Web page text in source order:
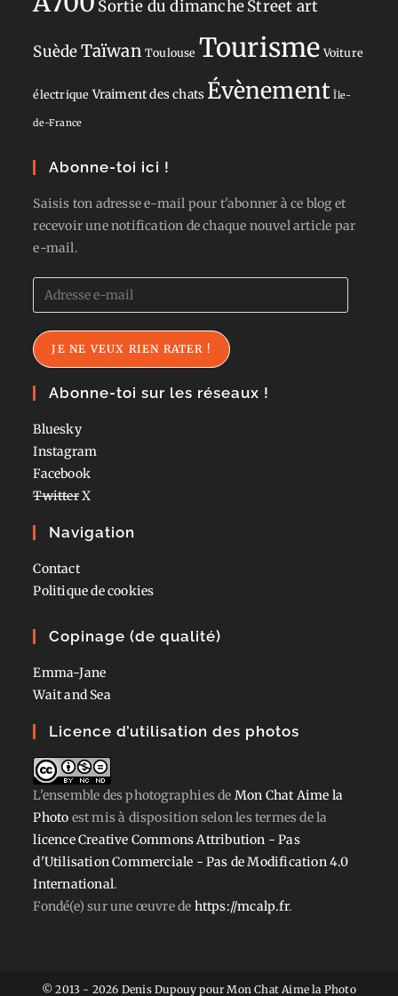
Sortie du dimancheStreet art
SuèdeTaïwan Toulouse Tourisme Voiture
électrique Vraiment des chats Évènement Île-
de-France
Abonne-toi ici !
Saisis ton adresse e-mail pour t'abonner à ce blog et
recevoir une notification de chaque nouvel article par
e-mail.
Adresse
e-
mail
JE NE VEUX RIEN RATER !
Abonne-toi sur les réseaux !
Bluesky
Instagram
Facebook
TwitterX
Navigation
Contact
Politique de cookies
Copinage (de qualité)
Emma-Jane
Wait and Sea
Licence d’utilisation des photos
L'ensemble des photographiesde Mon Chat Aime la
Photo est mis à disposition selon les termes de la
licence Creative Commons Attribution - Pas
d'Utilisation Commerciale - Pas de Modification 4.0
International.
Fondé(e) sur une œuvre de https://mcalp.fr.
© 2013 - 2026 Denis Dupouy pour Mon Chat Aime la Photo